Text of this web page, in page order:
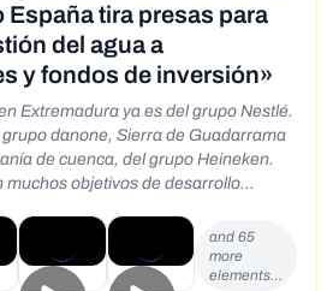
España tira presas para
del agua a
y fondos de inversión»
Extremadura ya es del grupo Nestlé.
danone, Sierra de Guadarrama
de cuenca, del grupo Heineken.
muchos objetivos de desarrollo
de manantial, ya no nos
quieres acceder a ella tienes que
a poderte suministrar del agua que
and 65
more
elements…